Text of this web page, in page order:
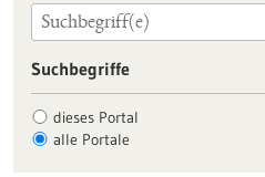
Suchbegriffe
dieses Portal
alle Portale